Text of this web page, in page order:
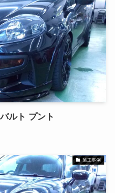
ルト プント
施工事例